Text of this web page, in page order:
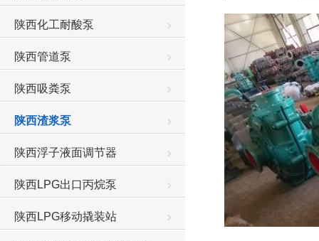
陕西化工耐酸泵
陕西管道泵
陕西吸粪泵
陕西渣浆泵
陕西浮子液面调节器
陕西LPG出口丙烷泵
陕西LPG移动撬装站